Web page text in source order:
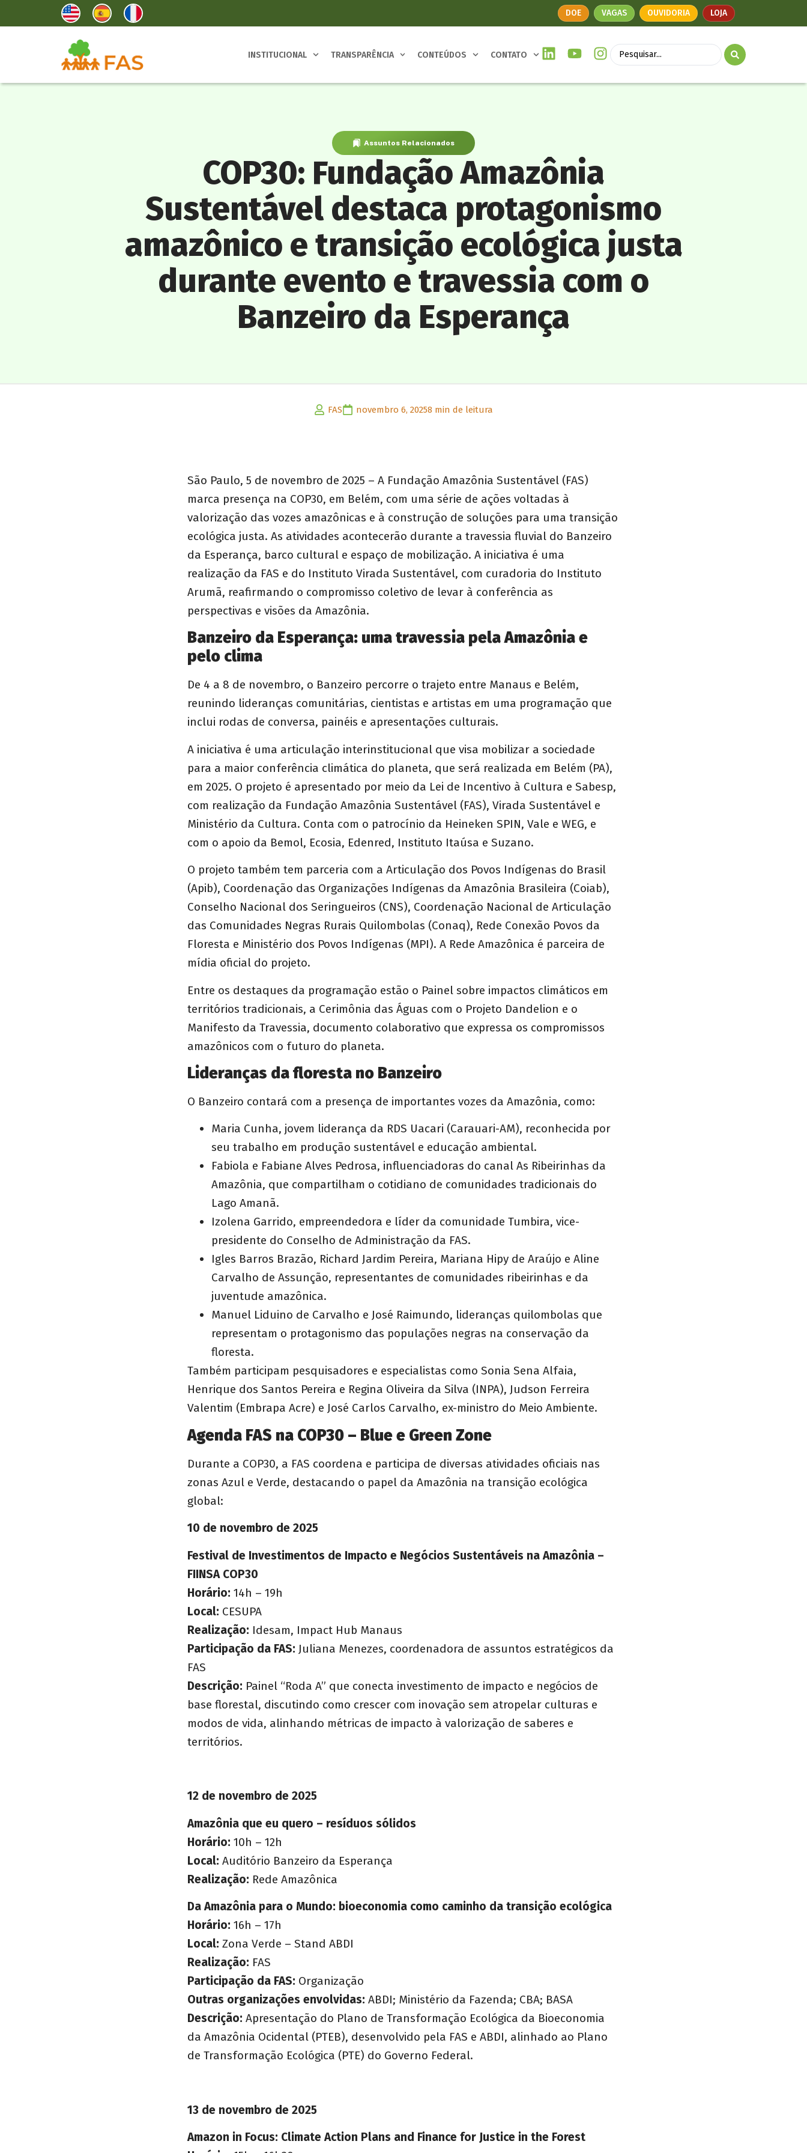
DOE VAGAS OUVIDORIA LOJA
INSTITUCIONAL TRANSPARÊNCIA CONTEÚDOS CONTATO
Assuntos Relacionados
COP30: Fundação Amazônia
Sustentável destaca protagonismo
amazônico e transição ecológica justa
durante evento e travessia com o
Banzeiro da Esperança
FAS novembro 6, 20258 min de leitura
São Paulo, 5 de novembro de 2025 – A Fundação Amazônia Sustentável (FAS)
marca presença na COP30, em Belém, com uma série de ações voltadas à
valorização das vozes amazônicas e à construção de soluções para uma transição
ecológica justa. As atividades acontecerão durante a travessia fluvial do Banzeiro
da Esperança, barco cultural e espaço de mobilização. A iniciativa é uma
realização da FAS e do Instituto Virada Sustentável, com curadoria do Instituto
Arumã, reafirmando o compromisso coletivo de levar à conferência as
perspectivas e visões da Amazônia.
Banzeiro da Esperança: uma travessia pela Amazônia e
pelo clima
De 4 a 8 de novembro, o Banzeiro percorre o trajeto entre Manaus e Belém,
reunindo lideranças comunitárias, cientistas e artistas em uma programação que
inclui rodas de conversa, painéis e apresentações culturais.
A iniciativa é uma articulação interinstitucional que visa mobilizar a sociedade
para a maior conferência climática do planeta, que será realizada em Belém (PA),
em 2025. O projeto é apresentado por meio da Lei de Incentivo à Cultura e Sabesp,
com realização da Fundação Amazônia Sustentável (FAS), Virada Sustentável e
Ministério da Cultura. Conta com o patrocínio da Heineken SPIN, Vale e WEG, e
com o apoio da Bemol, Ecosia, Edenred, Instituto Itaúsa e Suzano.
O projeto também tem parceria com a Articulação dos Povos Indígenas do Brasil
(Apib), Coordenação das Organizações Indígenas da Amazônia Brasileira (Coiab),
Conselho Nacional dos Seringueiros (CNS), Coordenação Nacional de Articulação
das Comunidades Negras Rurais Quilombolas (Conaq), Rede Conexão Povos da
Floresta e Ministério dos Povos Indígenas (MPI). A Rede Amazônica é parceira de
mídia oficial do projeto.
Entre os destaques da programação estão o Painel sobre impactos climáticos em
territórios tradicionais, a Cerimônia das Águas com o Projeto Dandelion e o
Manifesto da Travessia, documento colaborativo que expressa os compromissos
amazônicos com o futuro do planeta.
Lideranças da floresta no Banzeiro
O Banzeiro contará com a presença de importantes vozes da Amazônia, como:
Maria Cunha, jovem liderança da RDS Uacari (Carauari-AM), reconhecida por
seu trabalho em produção sustentável e educação ambiental.
Fabiola e Fabiane Alves Pedrosa, influenciadoras do canal As Ribeirinhas da
Amazônia, que compartilham o cotidiano de comunidades tradicionais do
Lago Amanã.
Izolena Garrido, empreendedora e líder da comunidade Tumbira, vice-
presidente do Conselho de Administração da FAS.
Igles Barros Brazão, Richard Jardim Pereira, Mariana Hipy de Araújo e Aline
Carvalho de Assunção, representantes de comunidades ribeirinhas e da
juventude amazônica.
Manuel Liduino de Carvalho e José Raimundo, lideranças quilombolas que
representam o protagonismo das populações negras na conservação da
floresta.
Também participam pesquisadores e especialistas como Sonia Sena Alfaia,
Henrique dos Santos Pereira e Regina Oliveira da Silva (INPA), Judson Ferreira
Valentim (Embrapa Acre) e José Carlos Carvalho, ex-ministro do Meio Ambiente.
Agenda FAS na COP30 – Blue e Green Zone
Durante a COP30, a FAS coordena e participa de diversas atividades oficiais nas
zonas Azul e Verde, destacando o papel da Amazônia na transição ecológica
global:
10 de novembro de 2025
Festival de Investimentos de Impacto e Negócios Sustentáveis na Amazônia –
FIINSA COP30
Horário: 14h – 19h
Local: CESUPA
Realização: Idesam, Impact Hub Manaus
Participação da FAS: Juliana Menezes, coordenadora de assuntos estratégicos da
FAS
Descrição: Painel “Roda A” que conecta investimento de impacto e negócios de
base florestal, discutindo como crescer com inovação sem atropelar culturas e
modos de vida, alinhando métricas de impacto à valorização de saberes e
territórios.
12 de novembro de 2025
Amazônia que eu quero – resíduos sólidos
Horário: 10h – 12h
Local: Auditório Banzeiro da Esperança
Realização: Rede Amazônica
Da Amazônia para o Mundo: bioeconomia como caminho da transição ecológica
Horário: 16h – 17h
Local: Zona Verde – Stand ABDI
Realização: FAS
Participação da FAS: Organização
Outras organizações envolvidas: ABDI; Ministério da Fazenda; CBA; BASA
Descrição: Apresentação do Plano de Transformação Ecológica da Bioeconomia
da Amazônia Ocidental (PTEB), desenvolvido pela FAS e ABDI, alinhado ao Plano
de Transformação Ecológica (PTE) do Governo Federal.
13 de novembro de 2025
Amazon in Focus: Climate Action Plans and Finance for Justice in the Forest